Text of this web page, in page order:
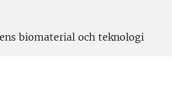
biomaterial och teknologi